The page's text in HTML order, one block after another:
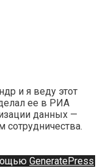
и я веду этот
ее в РИА
данных —
GeneratePress